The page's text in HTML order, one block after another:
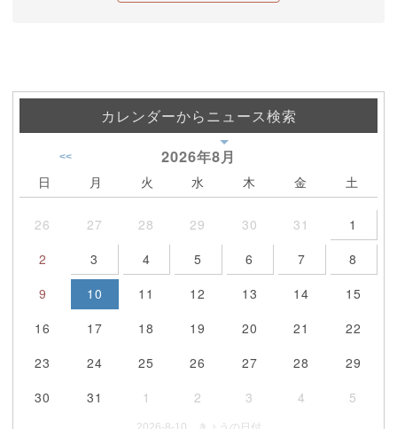
カレンダーからニュース検索
2026年8月
<<
日 月 火 水 木 金 土
26 27 28 29 30 31
1
2
3 4 5 6 7
8
9
10 11 12 13 14
15
16
17 18 19 20 21
22
23
24 25 26 27 28
29
30
31 1 2 3 4 5